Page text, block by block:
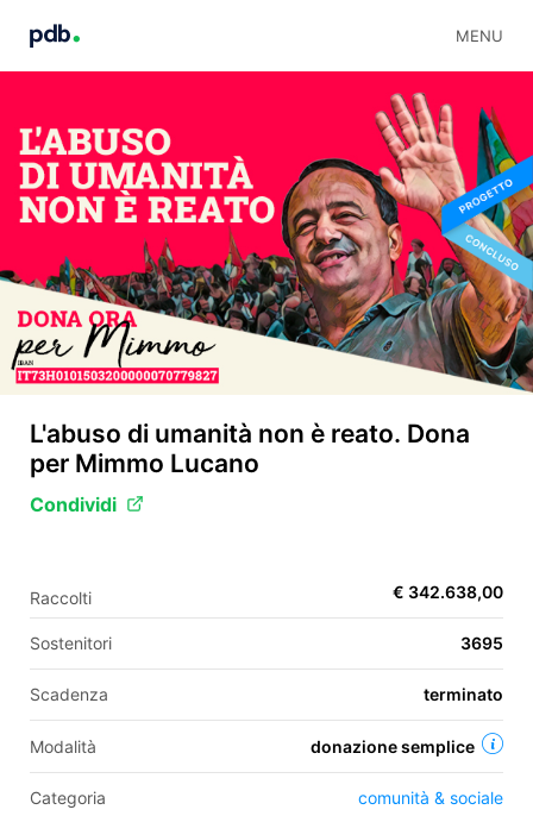
MENU
EN
FR
L'abuso di umanità non è reato. Dona
per Mimmo Lucano
Condividi
Raccolti € 342.638,00
Sostenitori 3695
Scadenza terminato
Modalità donazione semplice
Categoria comunità & sociale